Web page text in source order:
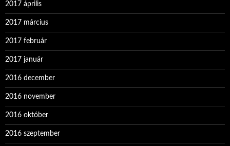
2017 április
2017 március
2017 február
2017 január
2016 december
2016 november
2016 október
2016 szeptember